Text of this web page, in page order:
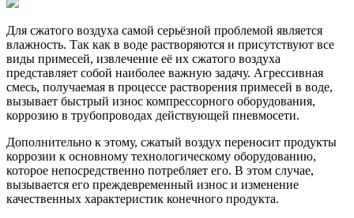
Для сжатого воздуха самой серьёзной проблемой является
влажность. Так как в воде растворяются и присутствуют все
виды примесей, извлечение её их сжатого воздуха
представляет собой наиболее важную задачу. Агрессивная
смесь, получаемая в процессе растворения примесей в воде,
вызывает быстрый износ компрессорного оборудования,
коррозию в трубопроводах действующей пневмосети.
Дополнительно к этому, сжатый воздух переносит продукты
коррозии к основному технологическому оборудованию,
которое непосредственно потребляет его. В этом случае,
вызывается его преждевременный износ и изменение
качественных характеристик конечного продукта.